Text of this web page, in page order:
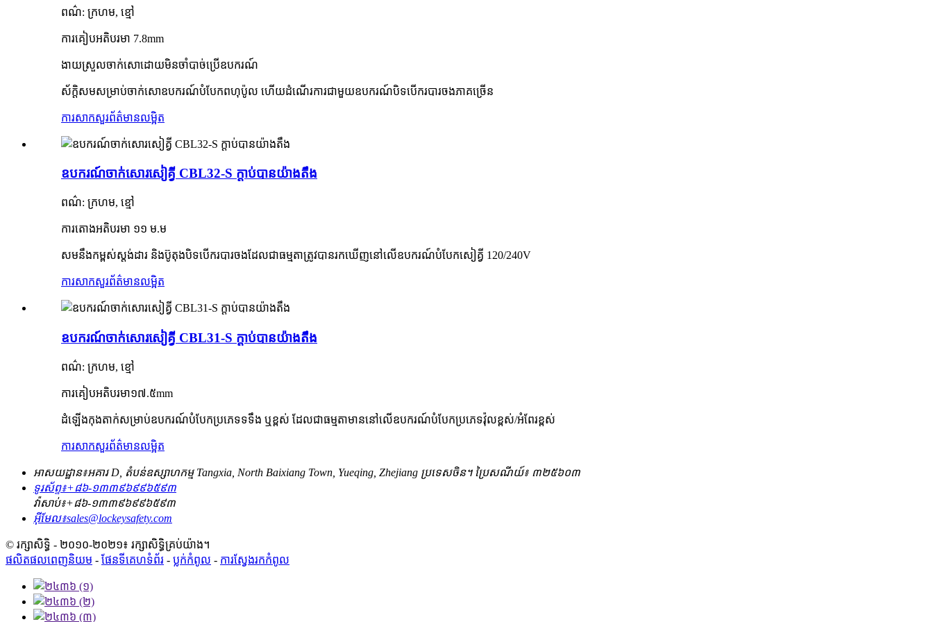
ពណ៌: ក្រហម, ខ្មៅ
ការគៀបអតិបរមា 7.8mm
ងាយស្រួលចាក់សោដោយមិនចាំបាច់ប្រើឧបករណ៍
ស័ក្តិសមសម្រាប់ចាក់សោឧបករណ៍បំបែកពហុប៉ូល ហើយដំណើរការជាមួយឧបករណ៍បិទបើករបារចងភាគច្រើន
ការសាកសួរព័ត៌មានលម្អិត
ឧបករណ៍ចាក់សោរសៀគ្វី CBL32-S ក្តាប់បានយ៉ាងតឹង
ពណ៌: ក្រហម, ខ្មៅ
ការតោងអតិបរមា ១១ ម.ម
សមនឹងកម្ពស់ស្តង់ដារ និងប៊ូតុងបិទបើករបារចងដែលជាធម្មតាត្រូវបានរកឃើញនៅលើឧបករណ៍បំបែកសៀគ្វី 120/240V
ការសាកសួរព័ត៌មានលម្អិត
ឧបករណ៍ចាក់សោរសៀគ្វី CBL31-S ក្តាប់បានយ៉ាងតឹង
ពណ៌: ក្រហម, ខ្មៅ
ការគៀបអតិបរមា១៧.៥mm
ដំឡើងកុងតាក់​សម្រាប់​ឧបករណ៍​បំបែក​ប្រភេទ​ទទឹង ឬ​ខ្ពស់ ដែល​ជា​ធម្មតា​មាន​នៅ​លើ​ឧបករណ៍​បំបែក​ប្រភេទ​វ៉ុល​ខ្ពស់/អំពែរ​ខ្ពស់
ការសាកសួរព័ត៌មានលម្អិត
អាសយដ្ឋាន៖អគារ D, តំបន់ឧស្សាហកម្ម Tangxia, North Baixiang Town, Yueqing, Zhejiang ប្រទេសចិន។ ប្រៃសណីយ៍៖ ៣២៥៦០៣
ទូរស័ព្ទ៖+៨៦-១៣៣៩៦៩៩៦៥៩៣
វ៉ាសាប់៖+៨៦-១៣៣៩៦៩៩៦៥៩៣
អ៊ីមែល៖sales@lockeysafety.com
© រក្សាសិទ្ធិ - ២០១០-២០២១៖ រក្សាសិទ្ធិគ្រប់យ៉ាង។
ផលិតផលពេញនិយម - ផែនទីគេហទំព័រ - ប្លក់​កំពូល - ការស្វែងរកកំពូល